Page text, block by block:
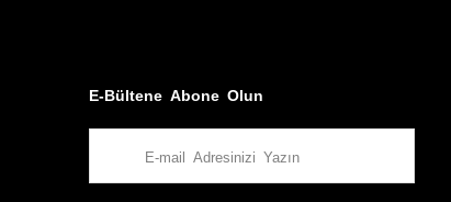
E-Bültene Abone Olun